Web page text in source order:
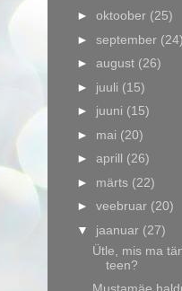
► oktoober (25)
► september (24)
► august (26)
► juuli (15)
► juuni (15)
► mai (20)
► aprill (26)
► märts (22)
► veebruar (20)
▼ jaanuar (27)
Ütle, mis ma
teen?